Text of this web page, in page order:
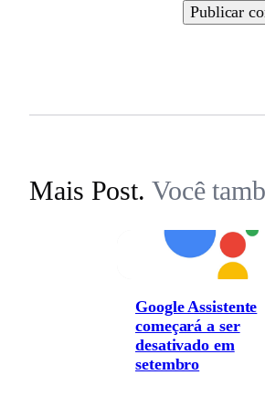
Mais Post. Você
Google Assistente
começará a ser
desativado em
setembro